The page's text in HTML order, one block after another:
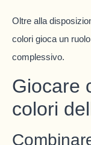
Oltre alla
colori gioca un
complessivo.
Giocare
colori